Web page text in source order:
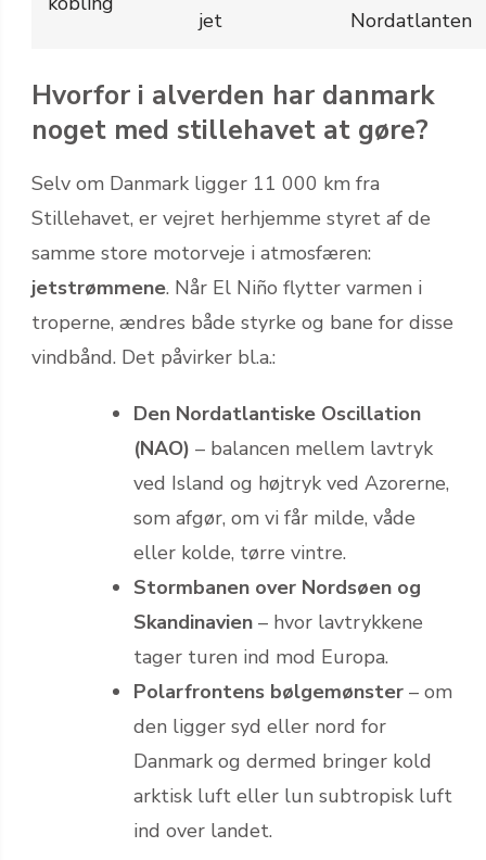
jet Nordatlanten
Hvorfor i alverden har danmark
noget med stillehavet at gøre?
Selv om Danmark ligger 11 000 km fra
Stillehavet, er vejret herhjemme styret af de
samme store motorveje i atmosfæren:
jetstrømmene. Når El Niño flytter varmen i
troperne, ændres både styrke og bane for disse
vindbånd. Det påvirker bl.a.:
Den Nordatlantiske Oscillation
(NAO) – balancen mellem lavtryk
ved Island og højtryk ved Azorerne,
som afgør, om vi får milde, våde
eller kolde, tørre vintre.
Stormbanen over Nordsøen og
Skandinavien – hvor lavtrykkene
tager turen ind mod Europa.
Polarfrontens bølgemønster – om
den ligger syd eller nord for
Danmark og dermed bringer kold
arktisk luft eller lun subtropisk luft
ind over landet.